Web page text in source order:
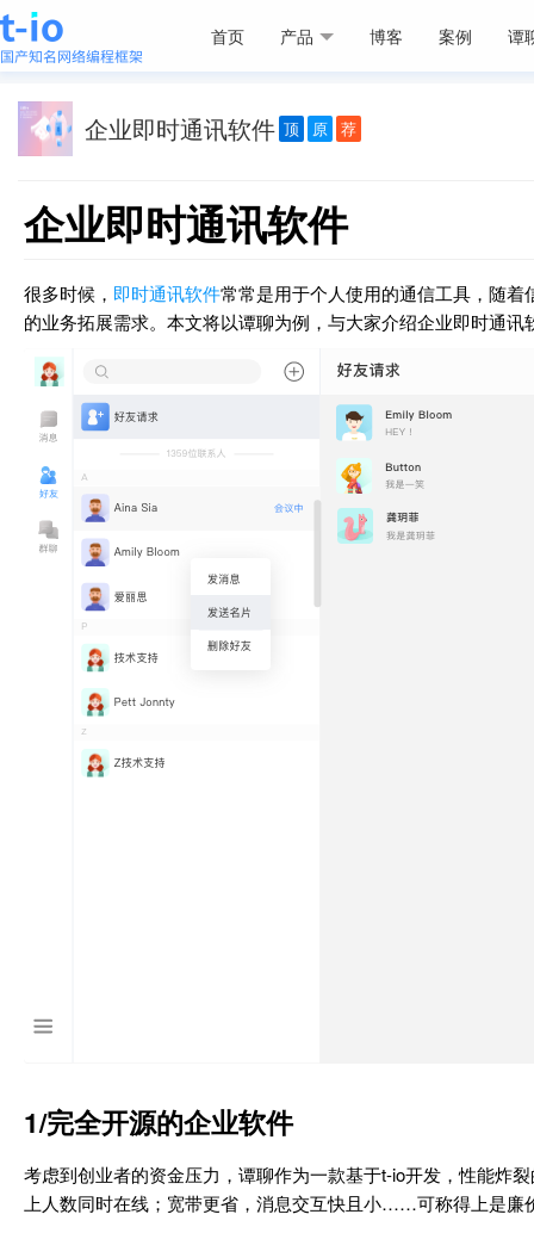
首页 产品 博客 案例 谭
企业即时通讯软件 顶 原 荐
企业即时通讯软件
很多时候， 即时通讯软件常常是用于个人使用的通信工具，随
的业务拓展需求。本文将以谭聊为例，与大家介绍企业即时通讯
1/完全开源的企业软件
考虑到创业者的资金压力，谭聊作为一款基于t-io开发，性能炸
上人数同时在线；宽带更省，消息交互快且小……可称得上是廉价